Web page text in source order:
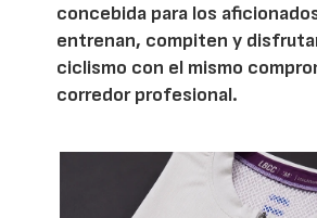
concebida para los
entrenan, compiten y
ciclismo con el mismo
corredor profesional.